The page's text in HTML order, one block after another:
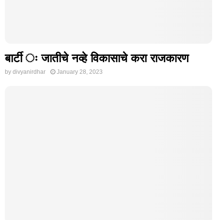
बार्टी ः जातीचे नव्हे विकासाचे करा राजकारण
by divyanirdhar January 28, 2023